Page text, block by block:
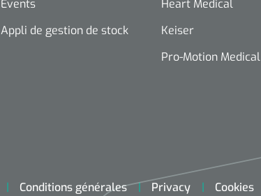
Events
Appli de gestion de stock
Heart Medical
Keiser
Pro-Motion Medical
Conditions générales Privacy Cookies